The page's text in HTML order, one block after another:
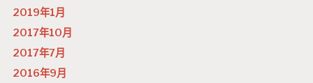
2019年1月
2017年10月
2017年7月
2016年9月